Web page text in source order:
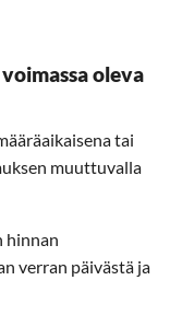
oleva
tai
muuttuvalla
hinnan
verran päivästä ja